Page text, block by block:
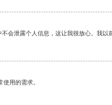
会泄露个人信息，这让我很放心。我
用的需求。